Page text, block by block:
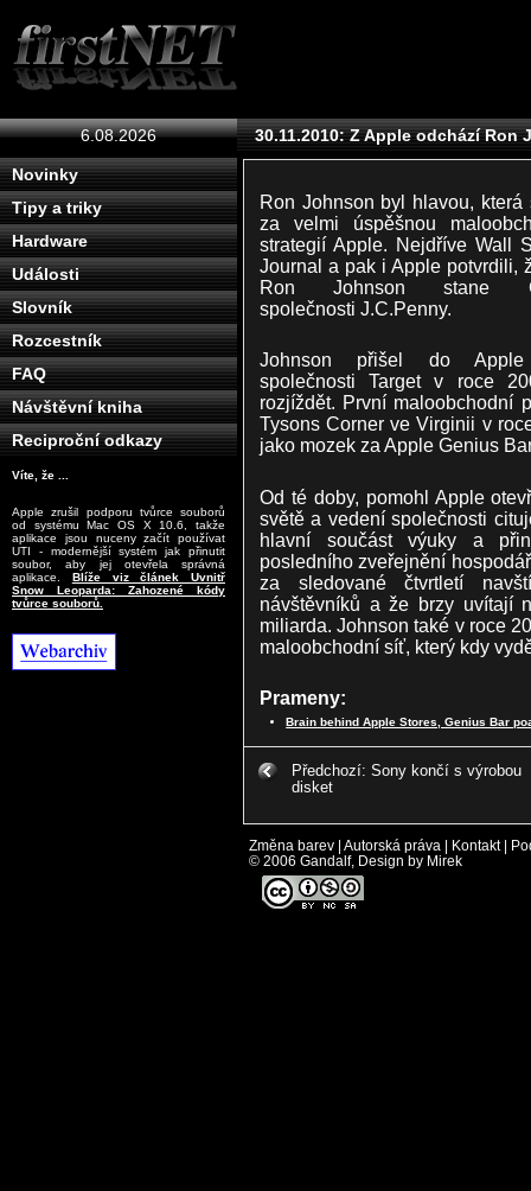
6.08.2026
Novinky
Tipy a triky
Hardware
Události
Slovník
Rozcestník
FAQ
Návštěvní kniha
Reciproční odkazy
Víte, že ...
Apple zrušil podporu tvůrce souborů
od systému Mac OS X 10.6, takže
aplikace jsou nuceny začít používat
UTI - modernější systém jak přinutit
soubor, aby jej otevřela správná
aplikace. Blíže viz článek Uvnitř
Snow Leoparda: Zahozené kódy
tvůrce souborů.
30.11.2010: Z Apple odchází
Ron Johnson byl hlavou, která
za velmi úspěšnou
strategií Apple. Nejdříve Wall
Journal a pak i Apple potvrdili,
Ron Johnson stane
společnosti J.C.Penny.
Johnson přišel do
společnosti Target v roce
rozjíždět. První maloobchodní
Tysons Corner ve Virginii v
jako mozek za Apple Genius
Od té doby, pomohl Apple
světě a vedení společnosti
hlavní součást výuky a
posledního zveřejnění
za sledované čtvrtletí
návštěvníků a že brzy uvítají
miliarda. Johnson také v roce
maloobchodní síť, který kdy
Prameny:
Brain behind Apple Stores, Genius Bar
Předchozí: Sony končí s výrobou
disket
Změna barev Autorská práva Kontakt|
© 2006 Gandalf, Design by Mirek